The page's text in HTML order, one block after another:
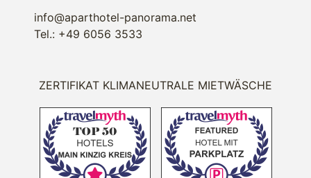
info@aparthotel-panorama.net
Tel.: +49 6056 3533
ZERTIFIKAT KLIMANEUTRALE MIETWÄSCHE